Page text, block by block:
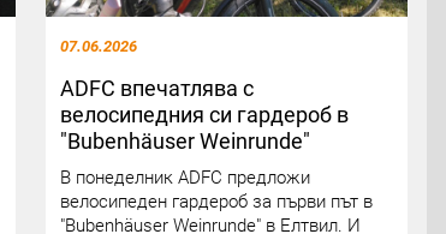
07.06.2026
ADFC впечатлява с
велосипедния си гардероб в
"Bubenhäuser Weinrunde"
В понеделник ADFC предложи
велосипеден гардероб за първи път в
"Bubenhäuser Weinrunde" в Елтвил. И